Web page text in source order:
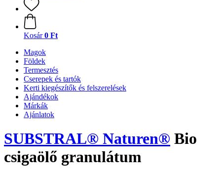
Kosár 0 Ft
Magok
Földek
Termesztés
Cserepek és tartók
Kerti kiegészítők és felszerelések
Ajándékok
Márkák
Ajánlatok
SUBSTRAL® Naturen® Bio
csigaölő granulátum